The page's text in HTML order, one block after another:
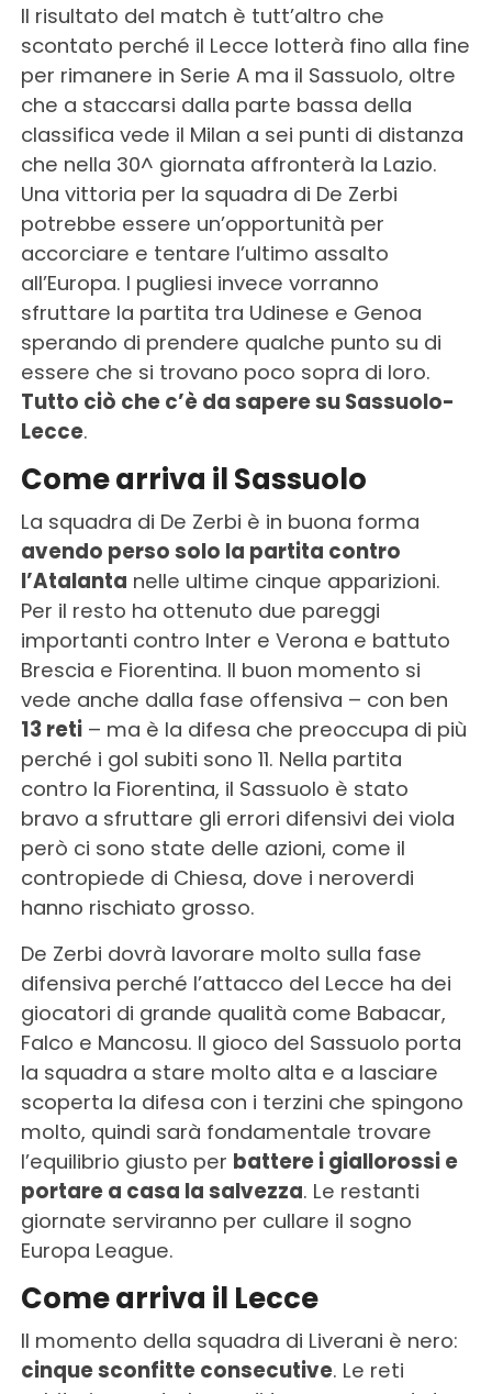
Il risultato del match è tutt’altro che
scontato perché il Lecce lotterà fino alla fine
per rimanere in Serie A ma il Sassuolo, oltre
che a staccarsi dalla parte bassa della
classifica vede il Milan a sei punti di distanza
che nella 30^ giornata affronterà la Lazio.
Una vittoria per la squadra di De Zerbi
potrebbe essere un’opportunità per
accorciare e tentare l’ultimo assalto
all’Europa. I pugliesi invece vorranno
sfruttare la partita tra Udinese e Genoa
sperando di prendere qualche punto su di
essere che si trovano poco sopra di loro.
Tutto ciò che c’è da sapere su Sassuolo-
Lecce.
Come arriva il Sassuolo
La squadra di De Zerbi è in buona forma
avendo perso solo la partita contro
l’Atalanta nelle ultime cinque apparizioni.
Per il resto ha ottenuto due pareggi
importanti contro Inter e Verona e battuto
Brescia e Fiorentina. Il buon momento si
vede anche dalla fase offensiva – con ben
13 reti– ma è la difesa che preoccupa di più
perché i gol subiti sono 11. Nella partita
contro la Fiorentina, il Sassuolo è stato
bravo a sfruttare gli errori difensivi dei viola
però ci sono state delle azioni, come il
contropiede di Chiesa, dove i neroverdi
hanno rischiato grosso.
De Zerbi dovrà lavorare molto sulla fase
difensiva perché l’attacco del Lecce ha dei
giocatori di grande qualità come Babacar,
Falco e Mancosu. Il gioco del Sassuolo porta
la squadra a stare molto alta e a lasciare
scoperta la difesa con i terzini che spingono
molto, quindi sarà fondamentale trovare
l’equilibrio giusto per battere i giallorossi e
portare a casa la salvezza. Le restanti
giornate serviranno per cullare il sogno
Europa League.
Come arriva il Lecce
Il momento della squadra di Liverani è nero:
cinque sconfitte consecutive. Le reti